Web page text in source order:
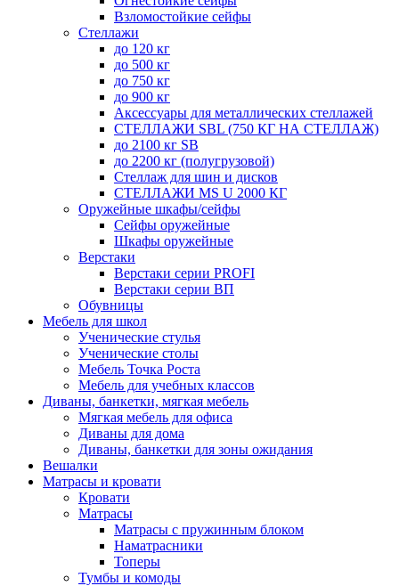
Взломостойкие сейфы
Стеллажи
до 120 кг
до 500 кг
до 750 кг
до 900 кг
Аксессуары для металлических стеллажей
СТЕЛЛАЖИ SBL (750 КГ НА СТЕЛЛАЖ)
до 2100 кг SB
до 2200 кг (полугрузовой)
Стеллаж для шин и дисков
СТЕЛЛАЖИ MS U 2000 КГ
Оружейные шкафы/сейфы
Сейфы оружейные
Шкафы оружейные
Верстаки
Верстаки серии PROFI
Верстаки серии ВП
Обувницы
Мебель для школ
Ученические стулья
Ученические столы
Мебель Точка Роста
Мебель для учебных классов
Диваны, банкетки, мягкая мебель
Мягкая мебель для офиса
Диваны для дома
Диваны, банкетки для зоны ожидания
Вешалки
Матрасы и кровати
Кровати
Матрасы
Матрасы с пружинным блоком
Наматрасники
Топеры
Тумбы и комоды